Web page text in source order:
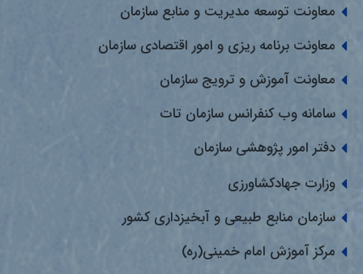
معاونت توسعه مدیریت و منابع سازمان
معاونت برنامه ریزی و امور اقتصادی سازمان
معاونت آموزش و ترویج سازمان
سامانه وب کنفرانس سازمان تات
دفتر امور پژوهشی سازمان
وزارت جهادکشاورزی
سازمان منابع طبیعی و آبخیزداری کشور
مرکز آموزش امام خمینی(ره)